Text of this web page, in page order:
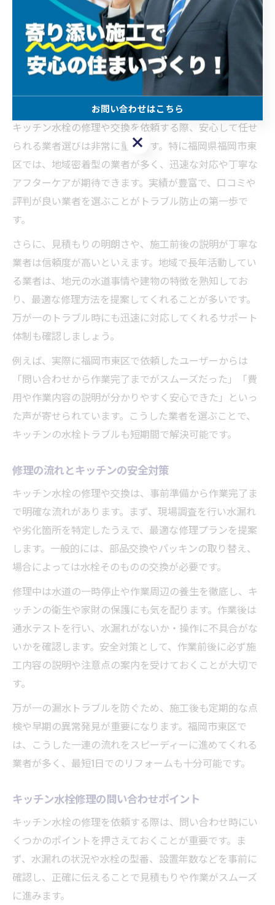
福岡市東区で安心のキッチン水栓修理
法
安心できるキッチン水栓修理業者の特徴
キッチン水栓の修理や交換を依頼する際、安心して任せ
られる業者選びは非常に重要です。特に福岡県福岡市東
区では、地域密着型の業者が多く、迅速な対応や丁寧な
アフターケアが期待できます。実績が豊富で、口コミや
評判が良い業者を選ぶことがトラブル防止の第一歩で
す。
さらに、見積もりの明朗さや、施工前後の説明が丁寧な
業者は信頼度が高いといえます。地域で長年活動してい
る業者は、地元の水道事情や建物の特徴を熟知してお
り、最適な修理方法を提案してくれることが多いです。
万が一のトラブル時にも迅速に対応してくれるサポート
体制も確認しましょう。
例えば、実際に福岡市東区で依頼したユーザーからは
「問い合わせから作業完了までがスムーズだった」「費
用や作業内容の説明が分かりやすく安心できた」といっ
た声が寄せられています。こうした業者を選ぶことで、
キッチンの水栓トラブルも短期間で解決可能です。
修理の流れとキッチンの安全対策
キッチン水栓の修理や交換は、事前準備から作業完了ま
で明確な流れがあります。まず、現場調査を行い水漏れ
や劣化箇所を特定したうえで、最適な修理プランを提案
します。一般的には、部品交換やパッキンの取り替え、
場合によっては水栓そのものの交換が必要です。
修理中は水道の一時停止や作業周辺の養生を徹底し、キ
ッチンの衛生や家財の保護にも気を配ります。作業後は
通水テストを行い、水漏れがないか・操作に不具合がな
いかを確認します。安全対策として、作業前後に必ず施
工内容の説明や注意点の案内を受けておくことが大切で
す。
万が一の漏水トラブルを防ぐため、施工後も定期的な点
検や早期の異常発見が重要になります。福岡市東区で
は、こうした一連の流れをスピーディーに進めてくれる
業者が多く、最短1日でのリフォームも十分可能です。
キッチン水栓修理の問い合わせポイント
キッチン水栓の修理を依頼する際は、問い合わせ時にい
くつかのポイントを押さえておくことが重要です。ま
ず、水漏れの状況や水栓の型番、設置年数などを事前に
確認し、正確に伝えることで見積もりや作業がスムーズ
に進みます。
お問い合わせはこちら
お問い合わせはこちら